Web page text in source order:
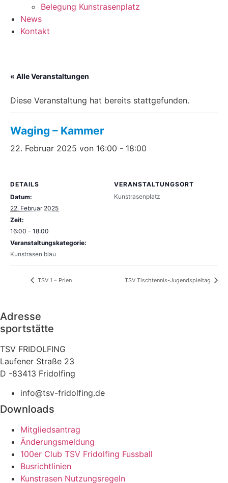
Belegung Kunstrasenplatz
News
Kontakt
« Alle Veranstaltungen
Diese Veranstaltung hat bereits stattgefunden.
Waging – Kammer
22. Februar 2025 von 16:00 - 18:00
DETAILS
Datum:
22. Februar 2025
Zeit:
16:00 - 18:00
Veranstaltungskategorie:
Kunstrasen blau
VERANSTALTUNGSORT
Kunstrasenplatz
TSV 1 – Prien TSV Tischtennis-Jugendspieltag
Adresse
sportstätte
TSV FRIDOLFING
Laufener Straße 23
D -83413 Fridolfing
info@tsv-fridolfing.de
Downloads
Mitgliedsantrag
Änderungsmeldung
100er Club TSV Fridolfing Fussball
Busrichtlinien
Kunstrasen Nutzungsregeln